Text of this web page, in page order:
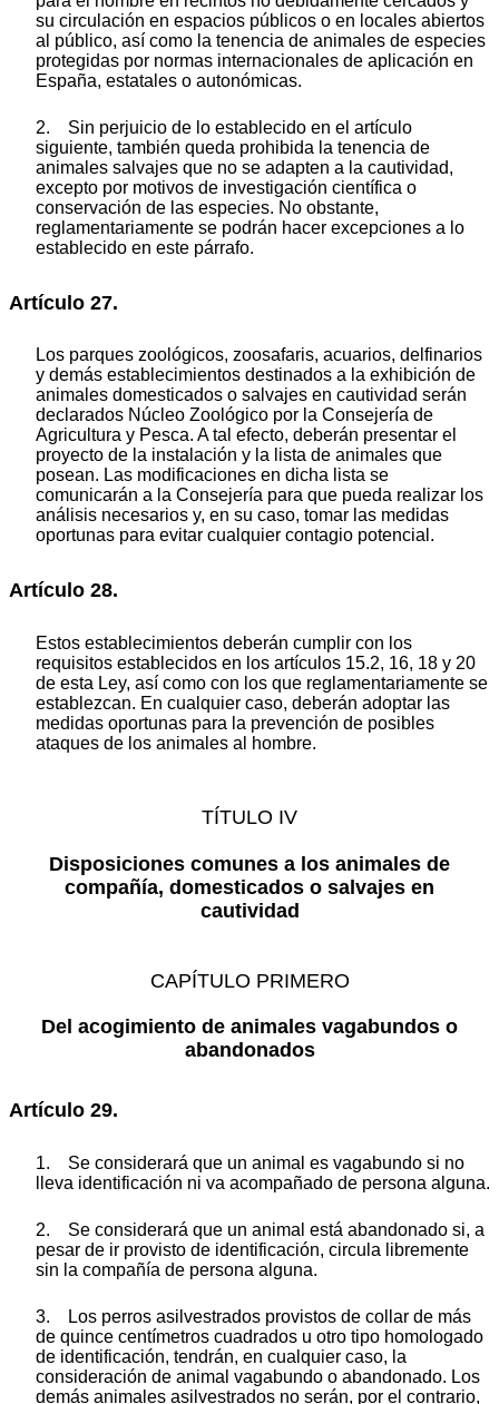
su circulación en espacios públicos o en locales abiertos
al público, así como la tenencia de animales de especies
protegidas por normas internacionales de aplicación en
España, estatales o autonómicas.
2. Sin perjuicio de lo establecido en el artículo
siguiente, también queda prohibida la tenencia de
animales salvajes que no se adapten a la cautividad,
excepto por motivos de investigación científica o
conservación de las especies. No obstante,
reglamentariamente se podrán hacer excepciones a lo
establecido en este párrafo.
Artículo 27.
Los parques zoológicos, zoosafaris, acuarios, delfinarios
y demás establecimientos destinados a la exhibición de
animales domesticados o salvajes en cautividad serán
declarados Núcleo Zoológico por la Consejería de
Agricultura y Pesca. A tal efecto, deberán presentar el
proyecto de la instalación y la lista de animales que
posean. Las modificaciones en dicha lista se
comunicarán a la Consejería para que pueda realizar los
análisis necesarios y, en su caso, tomar las medidas
oportunas para evitar cualquier contagio potencial.
Artículo 28.
Estos establecimientos deberán cumplir con los
requisitos establecidos en los artículos 15.2, 16, 18 y 20
de esta Ley, así como con los que reglamentariamente se
establezcan. En cualquier caso, deberán adoptar las
medidas oportunas para la prevención de posibles
ataques de los animales al hombre.
TÍTULO IV
Disposiciones comunes a los animales de
compañía, domesticados o salvajes en
cautividad
CAPÍTULO PRIMERO
Del acogimiento de animales vagabundos o
abandonados
Artículo 29.
1. Se considerará que un animal es vagabundo si no
lleva identificación ni va acompañado de persona alguna.
2. Se considerará que un animal está abandonado si, a
pesar de ir provisto de identificación, circula libremente
sin la compañía de persona alguna.
3. Los perros asilvestrados provistos de collar de más
de quince centímetros cuadrados u otro tipo homologado
de identificación, tendrán, en cualquier caso, la
consideración de animal vagabundo o abandonado. Los
demás animales asilvestrados no serán, por el contrario,